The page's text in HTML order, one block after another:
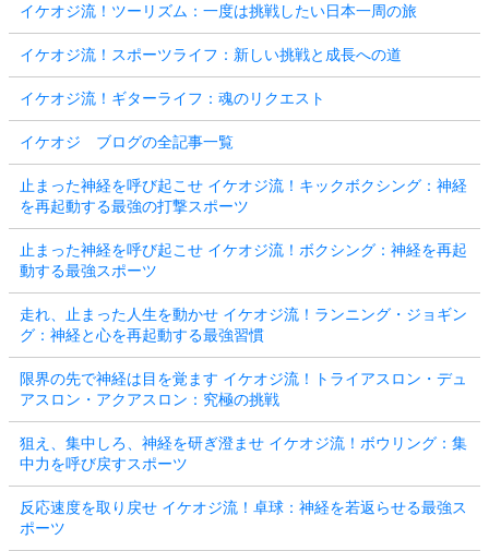
イケオジ流！ツーリズム：一度は挑戦したい日本一周の旅
イケオジ流！スポーツライフ：新しい挑戦と成長への道
イケオジ流！ギターライフ：魂のリクエスト
イケオジ ブログの全記事一覧
止まった神経を呼び起こせ イケオジ流！キックボクシング：神経
を再起動する最強の打撃スポーツ
止まった神経を呼び起こせ イケオジ流！ボクシング：神経を再起
動する最強スポーツ
走れ、止まった人生を動かせ イケオジ流！ランニング・ジョギン
グ：神経と心を再起動する最強習慣
限界の先で神経は目を覚ます イケオジ流！トライアスロン・デュ
アスロン・アクアスロン：究極の挑戦
狙え、集中しろ、神経を研ぎ澄ませ イケオジ流！ボウリング：集
中力を呼び戻すスポーツ
反応速度を取り戻せ イケオジ流！卓球：神経を若返らせる最強ス
ポーツ